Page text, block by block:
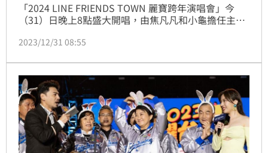
「2024 LINE FRIENDS TOWN 麗寶跨年演唱會」今
（31）日晚上8點盛大開唱，由焦凡凡和小龜擔任主持
任開場，一連帶來多首夯曲，一下就炒熱現場氣氛，更
2023/12/31 08:55